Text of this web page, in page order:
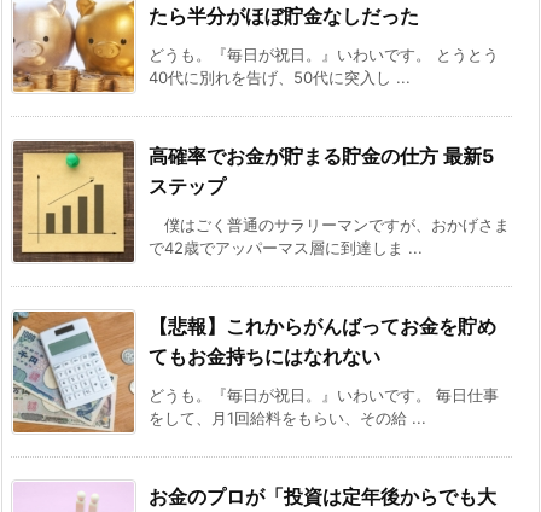
たら半分がほぼ貯金なしだった
どうも。『毎日が祝日。』いわいです。 とうとう
40代に別れを告げ、50代に突入し ...
高確率でお金が貯まる貯金の仕方 最新5
ステップ
僕はごく普通のサラリーマンですが、おかげさま
で42歳でアッパーマス層に到達しま ...
【悲報】これからがんばってお金を貯め
てもお金持ちにはなれない
どうも。『毎日が祝日。』いわいです。 毎日仕事
をして、月1回給料をもらい、その給 ...
お金のプロが「投資は定年後からでも大